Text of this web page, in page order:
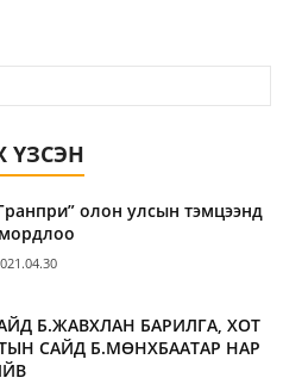
ҮЗСЭН
олон улсын тэмцээнд
Б.ЖАВХЛАН БАРИЛГА, ХОТ
САЙД Б.МӨНХБААТАР НАР